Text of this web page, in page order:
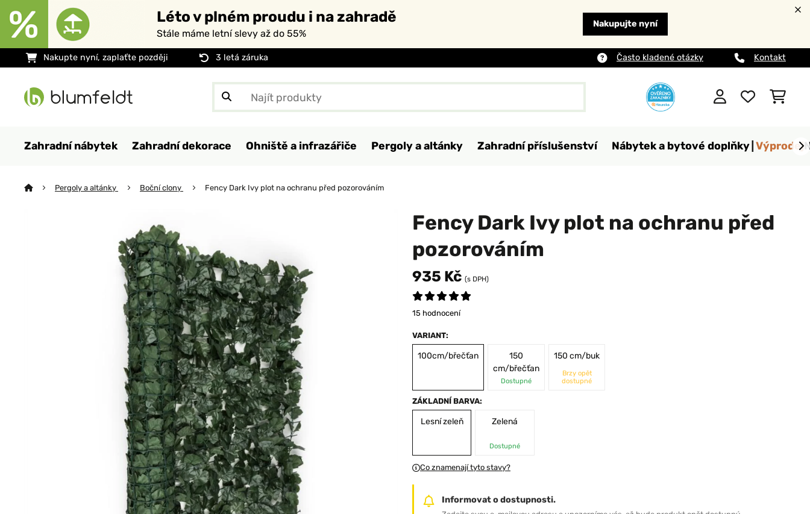
Léto v plném proudu i na zahradě
Stále máme letní slevy až do 55%
Nakupujte nyní
Nakupte nyní, zaplaťte později 3 letá záruka Často kladené otázky Kontakt
Zahradní nábytek Zahradní dekorace Ohniště a infrazářiče Pergoly a altánky Zahradní příslušenství Nábytek a bytové doplňky Výprodej
Pergoly a altánky Boční clony Fency Dark Ivy plot na ochranu před pozorováním
Fency Dark Ivy plot na ochranu před
pozorováním
935 Kč (s DPH)
15 hodnocení
VARIANT:
100cm/břečťan
150
cm/břečťan
Dostupné
150 cm/buk
Brzy opět
dostupné
ZÁKLADNÍ BARVA:
Lesní zeleň Zelená
Dostupné
Co znamenají tyto stavy?
Informovat o dostupnosti.